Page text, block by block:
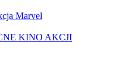
Marvel
KINO AKCJI